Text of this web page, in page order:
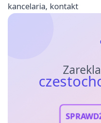
kancelaria, kontakt